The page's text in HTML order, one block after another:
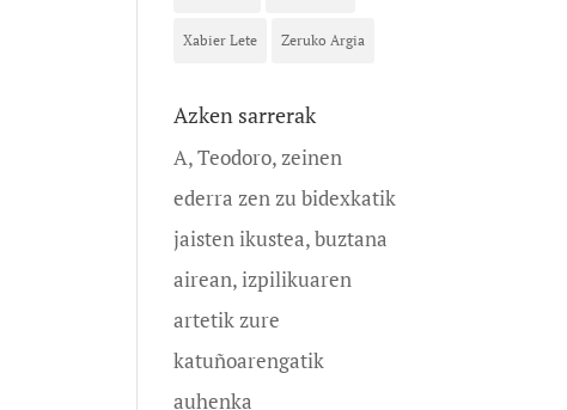
Xabier Lete Zeruko Argia
Azken sarrerak
A, Teodoro, zeinen
ederra zen zu bidexkatik
jaisten ikustea, buztana
airean, izpilikuaren
artetik zure
katuñoarengatik
auhenka